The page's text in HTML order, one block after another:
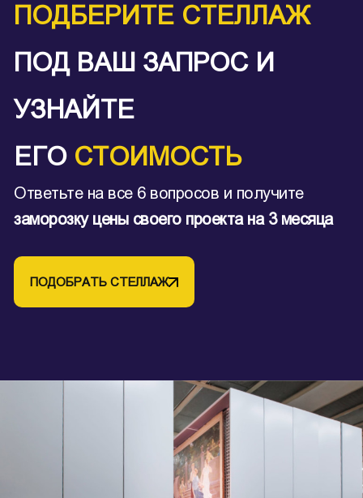
ПОДБЕРИТЕ СТЕЛЛАЖ
ПОД ВАШ ЗАПРОС И
УЗНАЙТЕ
ЕГО СТОИМОСТЬ
Ответьте на все 6 вопросов и получите
заморозку цены своего проекта на 3 месяца
ПОДОБРАТЬ СТЕЛЛАЖ